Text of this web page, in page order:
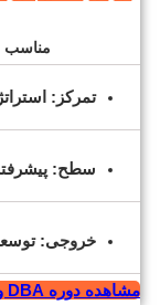
مناسب
تمرکز:
سطح:
خروجی:
مشاهده دوره DBA ورزشی